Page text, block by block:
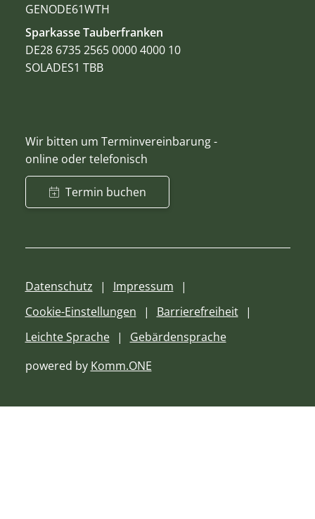
GENODE61WTH
Sparkasse Tauberfranken
DE28 6735 2565 0000 4000 10
SOLADES1 TBB
Wir bitten um Terminvereinbarung -
online oder telefonisch
Termin buchen
Datenschutz
Impressum
Cookie-Einstellungen
Barrierefreiheit
Leichte Sprache
Gebärdensprache
powered by Komm.ONE